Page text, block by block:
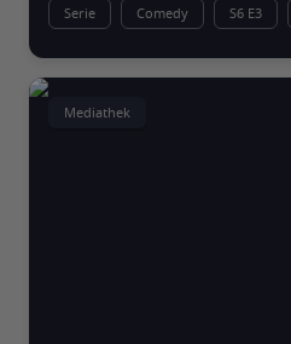
Serie Comedy S6 E3
Mediathek